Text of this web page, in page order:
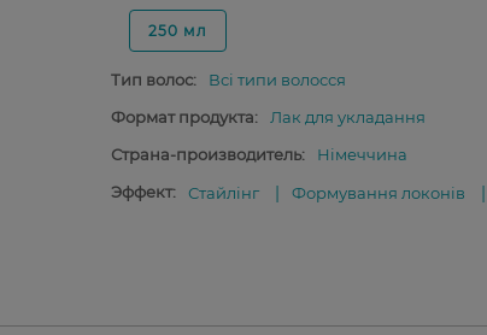
250 мл
Тип волос:
Всі типи волосся
Формат продукта:
Лак для укладання
Страна-производитель:
Німеччина
Эффект:
Стайлінг Формування локонів